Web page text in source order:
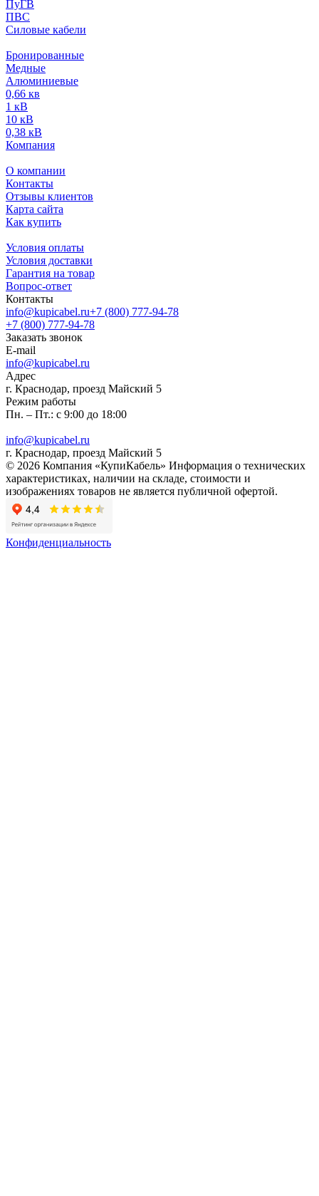
ПуГВ
ПВС
Силовые кабели
Бронированные
Медные
Алюминиевые
0,66 кв
1 кВ
10 кВ
0,38 кВ
Компания
О компании
Контакты
Отзывы клиентов
Карта сайта
Как купить
Условия оплаты
Условия доставки
Гарантия на товар
Вопрос-ответ
Контакты
info@kupicabel.ru+7 (800) 777-94-78
+7 (800) 777-94-78
Заказать звонок
E-mail
info@kupicabel.ru
Адрес
г. Краснодар, проезд Майский 5
Режим работы
Пн. – Пт.: с 9:00 до 18:00
info@kupicabel.ru
г. Краснодар, проезд Майский 5
© 2026 Компания «КупиКабель» Информация о технических
характеристиках, наличии на складе, стоимости и
изображениях товаров не является публичной офертой.
Конфиденциальность